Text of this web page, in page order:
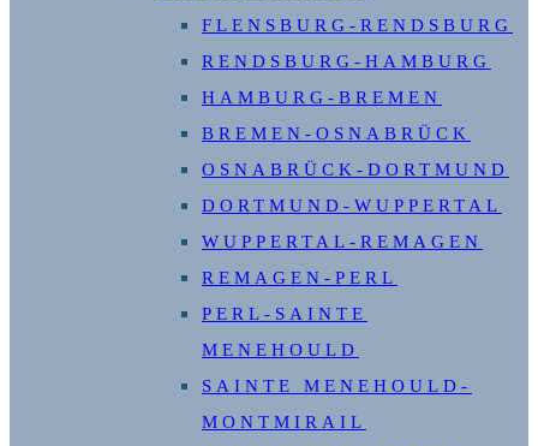
FLENSBURG-RENDSBURG
RENDSBURG-HAMBURG
HAMBURG-BREMEN
BREMEN-OSNABRÜCK
OSNABRÜCK-DORTMUND
DORTMUND-WUPPERTAL
WUPPERTAL-REMAGEN
REMAGEN-PERL
PERL-SAINTE
MENEHOULD
SAINTE MENEHOULD-
MONTMIRAIL